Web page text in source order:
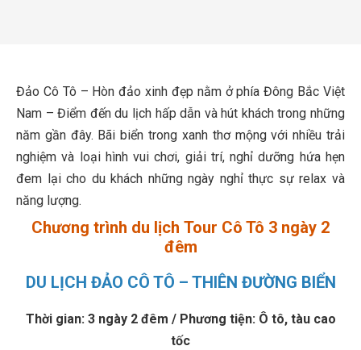
Đảo Cô Tô – Hòn đảo xinh đẹp nằm ở phía Đông Bắc Việt
Nam – Điểm đến du lịch hấp dẫn và hút khách trong những
năm gần đây. Bãi biển trong xanh thơ mộng với nhiều trải
nghiệm và loại hình vui chơi, giải trí, nghỉ dưỡng hứa hẹn
đem lại cho du khách những ngày nghỉ thực sự relax và
năng lượng.
Chương trình du lịch Tour Cô Tô 3 ngày 2
đêm
DU LỊCH ĐẢO CÔ TÔ – THIÊN ĐƯỜNG BIỂN
Thời gian: 3 ngày 2 đêm / Phương tiện: Ô tô, tàu cao
tốc